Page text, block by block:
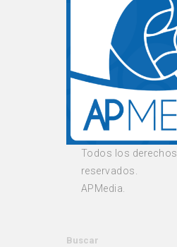
Todos los derechos
reservados.
APMedia.
Buscar